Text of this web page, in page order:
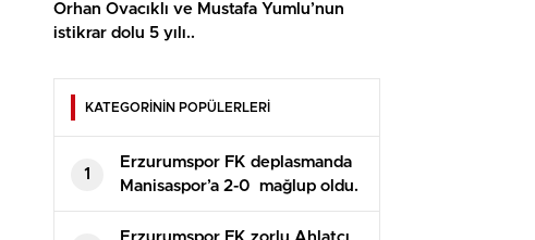
Orhan Ovacıklı ve Mustafa Yumlu’nun
istikrar dolu 5 yılı..
KATEGORİNİN POPÜLERLERİ
1
Erzurumspor FK deplasmanda
Manisaspor’a 2-0 mağlup oldu.